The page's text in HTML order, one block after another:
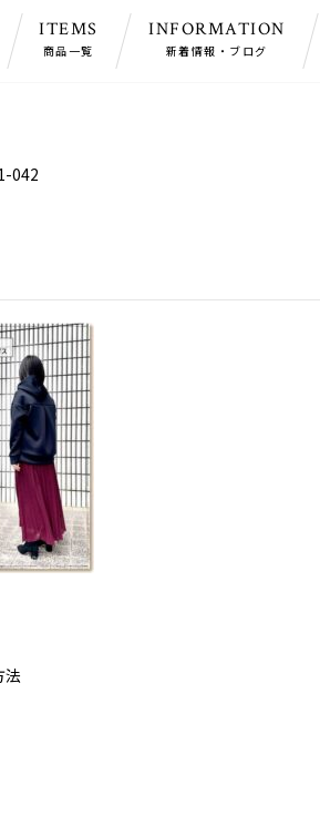
ITEMS
商品一覧
INFORMATION
新着情報・ブログ
042
法